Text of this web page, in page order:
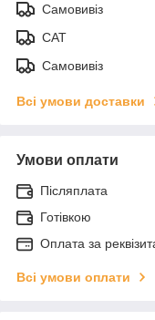
Самовивіз
САТ
Самовивіз
Всі умови доставки
Умови оплати
Післяплата
Готівкою
Оплата за
Всі умови оплати